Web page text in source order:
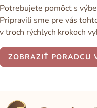
Potrebujete pomôcť s
Pripravili sme pre vás
v troch rýchlych krokoch
ZOBRAZIŤ PORADCU